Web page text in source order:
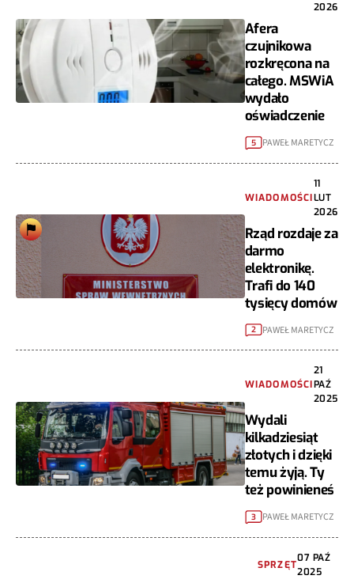
2026
Afera
czujnikowa
rozkręcona na
całego. MSWiA
wydało
oświadczenie
5 PAWEŁ MARETYCZ
WIADOMOŚCI
11
LUT
2026
Rząd rozdaje za
darmo
elektronikę.
Trafi do 140
tysięcy domów
2 PAWEŁ MARETYCZ
WIADOMOŚCI
21
PAŹ
2025
Wydali
kilkadziesiąt
złotych i dzięki
temu żyją. Ty
też powinieneś
3 PAWEŁ MARETYCZ
SPRZĘT
07 PAŹ
2025